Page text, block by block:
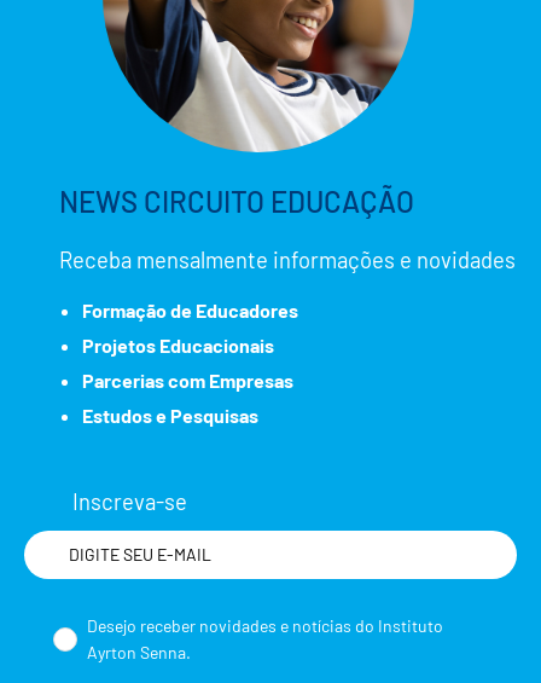
NEWS CIRCUITO EDUCAÇÃO
Receba mensalmente informações e novidades
Formação de Educadores
Projetos Educacionais
Parcerias com Empresas
Estudos e Pesquisas
Inscreva-se
Nome
Desejo receber novidades e notícias do Instituto
Ayrton Senna.